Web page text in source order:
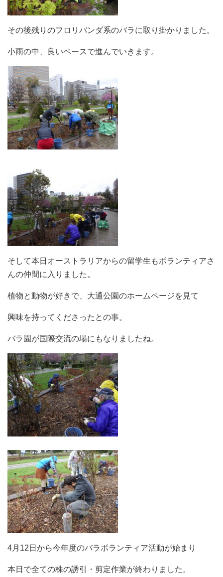
その後残りのフロリバンダ系のバラに取り掛かりました。
小雨の中、良いペースで進んでいきます。
そして本日オーストラリアからの留学生もボランティアさ
んの仲間に入りました。
植物と動物が好きで、大通公園のホームページを見て
興味を持ってくださったとの事。
バラ園が国際交流の場にもなりましたね。
4月12日から今年度のバラボランティア活動が始まり
本日で全ての株の誘引・剪定作業が終わりました。